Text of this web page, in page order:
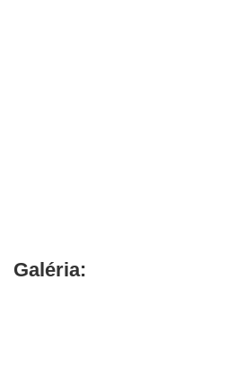
Galéria: